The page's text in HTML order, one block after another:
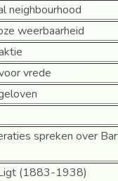
neighbourhood
weerbaarheid
vrede
spreken over
(1883-1938)